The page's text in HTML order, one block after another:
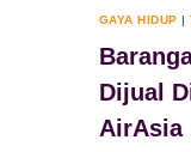
GAYA HIDUP |
Dijual
AirAsia